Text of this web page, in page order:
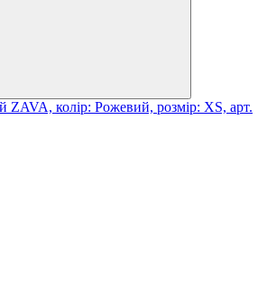
ZAVA, колір: Рожевий, розмір: XS, арт.